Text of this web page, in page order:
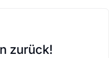
zurück!